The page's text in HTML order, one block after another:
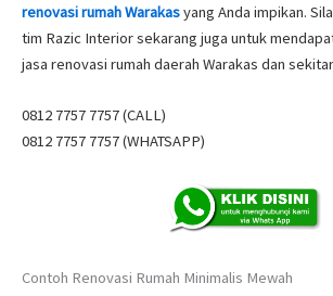
renovasi rumah Warakasyang Anda impikan.
tim Razic Interior sekarang juga untuk
jasa renovasi rumah daerah Warakas dan
0812 7757 7757 (CALL)
0812 7757 7757 (WHATSAPP)
Contoh Renovasi Rumah Minimalis Mewah